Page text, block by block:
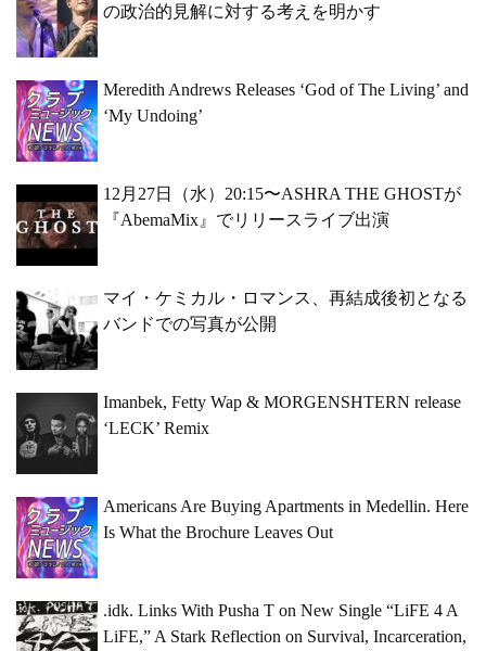
の政治的見解に対する考えを明かす
Meredith Andrews Releases ‘God of The Living’ and
‘My Undoing’
12月27日（水）20:15〜ASHRA THE GHOSTが
『AbemaMix』でリリースライブ出演
マイ・ケミカル・ロマンス、再結成後初となる
バンドでの写真が公開
Imanbek, Fetty Wap & MORGENSHTERN release
‘LECK’ Remix
Americans Are Buying Apartments in Medellin. Here
Is What the Brochure Leaves Out
.idk. Links With Pusha T on New Single “LiFE 4 A
LiFE,” A Stark Reflection on Survival, Incarceration,